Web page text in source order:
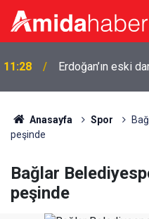
11:28 Erdoğan’ın eski
Anasayfa Spor
peşinde
Bağlar
peşinde